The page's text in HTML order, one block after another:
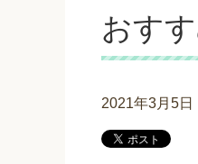
おす
2021年3月5日